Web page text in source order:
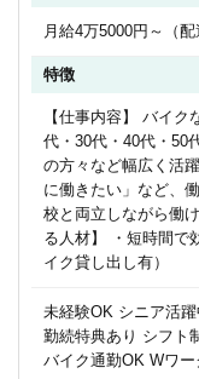
月給4万5000円～（配
特徴
【仕事内容】 バイ
代・30代・40代・50
の方々など幅広く活
に働きたい」など、
校と両立しながら働
る人材】 ・短時間で
イク貸し出し有）
未経験OK シニア活
勤続特典あり シフト
バイク通勤OK Wワー